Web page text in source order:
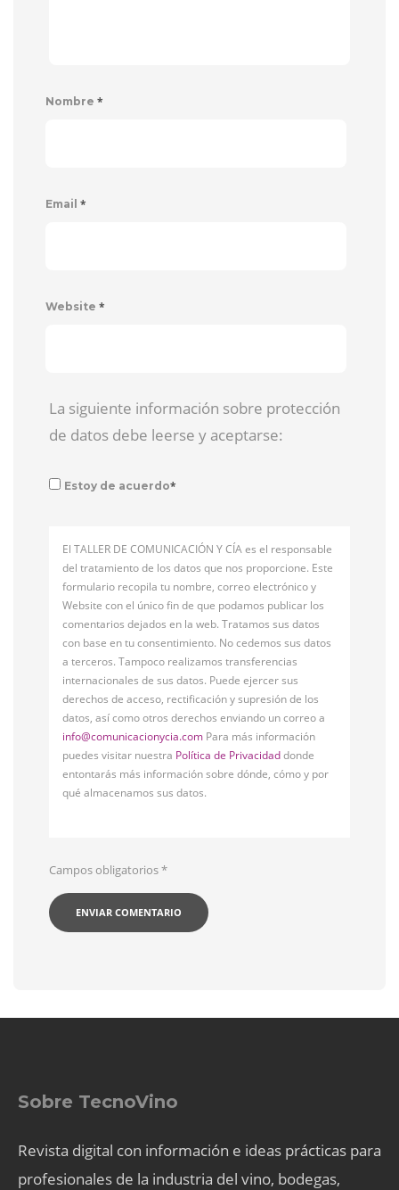
Nombre *
Email *
Website *
La siguiente información sobre protección
de datos debe leerse y aceptarse:
Estoy de acuerdo*
El TALLER DE COMUNICACIÓN Y CÍA es el responsable
del tratamiento de los datos que nos proporcione. Este
formulario recopila tu nombre, correo electrónico y
Website con el único fin de que podamos publicar los
comentarios dejados en la web. Tratamos sus datos
con base en tu consentimiento. No cedemos sus datos
a terceros. Tampoco realizamos transferencias
internacionales de sus datos. Puede ejercer sus
derechos de acceso, rectificación y supresión de los
datos, así como otros derechos enviando un correo a
info@comunicacionycia.com Para más información
puedes visitar nuestra Política de Privacidaddonde
entontarás más información sobre dónde, cómo y por
qué almacenamos sus datos.
Campos obligatorios*
Sobre TecnoVino
Revista digital con información e ideas prácticas para
profesionales de la industria del vino, bodegas,